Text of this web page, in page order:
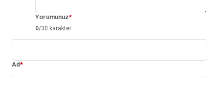
Yorumunuz*
0/30 karakter
Ad*